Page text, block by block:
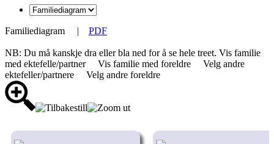
Familiediagram | PDF
NB: Du må kanskje dra eller bla ned for å se hele treet. Vis familie
med ektefelle/partner
Vis familie med foreldre
Velg andre
ektefeller/partnere
Velg andre foreldre